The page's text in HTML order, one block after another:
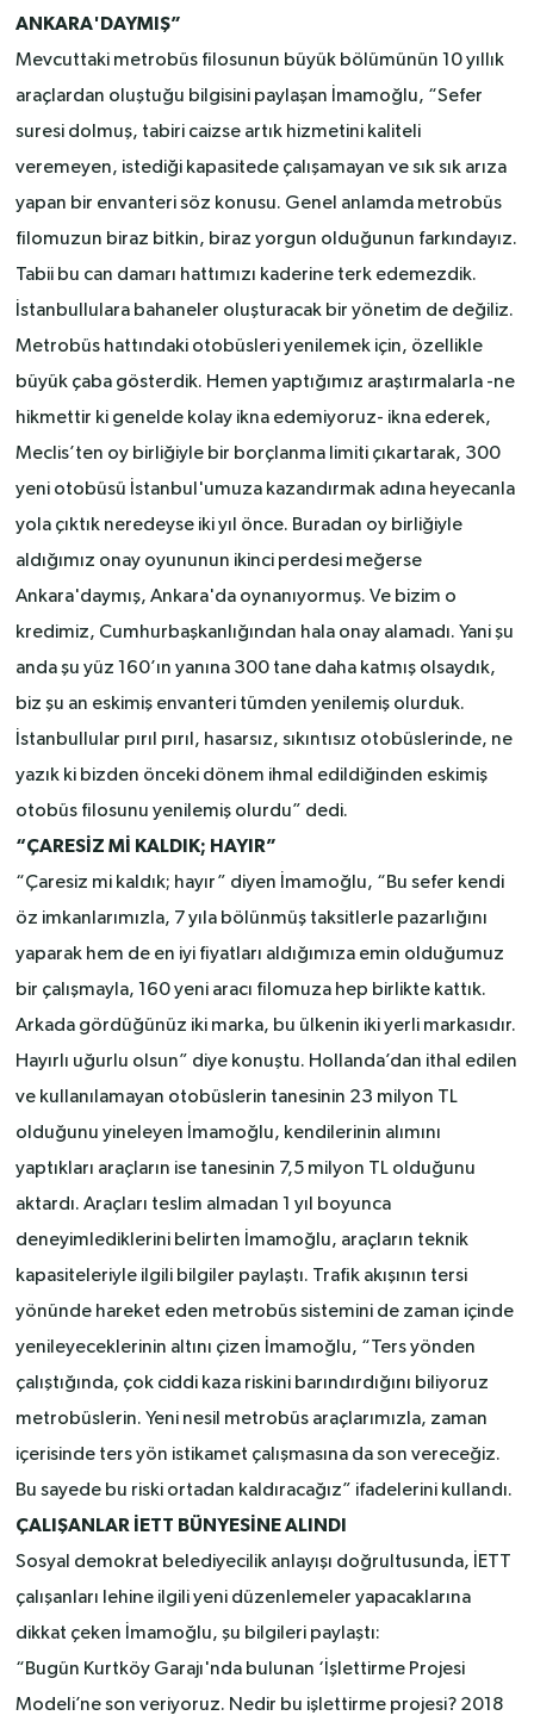
ANKARA'DAYMIŞ”
Mevcuttaki metrobüs filosunun büyük bölümünün 10 yıllık
araçlardan oluştuğu bilgisini paylaşan İmamoğlu, “Sefer
suresi dolmuş, tabiri caizse artık hizmetini kaliteli
veremeyen, istediği kapasitede çalışamayan ve sık sık arıza
yapan bir envanteri söz konusu. Genel anlamda metrobüs
filomuzun biraz bitkin, biraz yorgun olduğunun farkındayız.
Tabii bu can damarı hattımızı kaderine terk edemezdik.
İstanbullulara bahaneler oluşturacak bir yönetim de değiliz.
Metrobüs hattındaki otobüsleri yenilemek için, özellikle
büyük çaba gösterdik. Hemen yaptığımız araştırmalarla -ne
hikmettir ki genelde kolay ikna edemiyoruz- ikna ederek,
Meclis’ten oy birliğiyle bir borçlanma limiti çıkartarak, 300
yeni otobüsü İstanbul'umuza kazandırmak adına heyecanla
yola çıktık neredeyse iki yıl önce. Buradan oy birliğiyle
aldığımız onay oyununun ikinci perdesi meğerse
Ankara'daymış, Ankara'da oynanıyormuş. Ve bizim o
kredimiz, Cumhurbaşkanlığından hala onay alamadı. Yani şu
anda şu yüz 160’ın yanına 300 tane daha katmış olsaydık,
biz şu an eskimiş envanteri tümden yenilemiş olurduk.
İstanbullular pırıl pırıl, hasarsız, sıkıntısız otobüslerinde, ne
yazık ki bizden önceki dönem ihmal edildiğinden eskimiş
otobüs filosunu yenilemiş olurdu” dedi.
“ÇARESİZ Mİ KALDIK; HAYIR”
“Çaresiz mi kaldık; hayır” diyen İmamoğlu, “Bu sefer kendi
öz imkanlarımızla, 7 yıla bölünmüş taksitlerle pazarlığını
yaparak hem de en iyi fiyatları aldığımıza emin olduğumuz
bir çalışmayla, 160 yeni aracı filomuza hep birlikte kattık.
Arkada gördüğünüz iki marka, bu ülkenin iki yerli markasıdır.
Hayırlı uğurlu olsun” diye konuştu. Hollanda’dan ithal edilen
ve kullanılamayan otobüslerin tanesinin 23 milyon TL
olduğunu yineleyen İmamoğlu, kendilerinin alımını
yaptıkları araçların ise tanesinin 7,5 milyon TL olduğunu
aktardı. Araçları teslim almadan 1 yıl boyunca
deneyimlediklerini belirten İmamoğlu, araçların teknik
kapasiteleriyle ilgili bilgiler paylaştı. Trafik akışının tersi
yönünde hareket eden metrobüs sistemini de zaman içinde
yenileyeceklerinin altını çizen İmamoğlu, “Ters yönden
çalıştığında, çok ciddi kaza riskini barındırdığını biliyoruz
metrobüslerin. Yeni nesil metrobüs araçlarımızla, zaman
içerisinde ters yön istikamet çalışmasına da son vereceğiz.
Bu sayede bu riski ortadan kaldıracağız” ifadelerini kullandı.
ÇALIŞANLAR İETT BÜNYESİNE ALINDI
Sosyal demokrat belediyecilik anlayışı doğrultusunda, İETT
çalışanları lehine ilgili yeni düzenlemeler yapacaklarına
dikkat çeken İmamoğlu, şu bilgileri paylaştı:
“Bugün Kurtköy Garajı'nda bulunan ‘İşlettirme Projesi
Modeli’ne son veriyoruz. Nedir bu işlettirme projesi? 2018